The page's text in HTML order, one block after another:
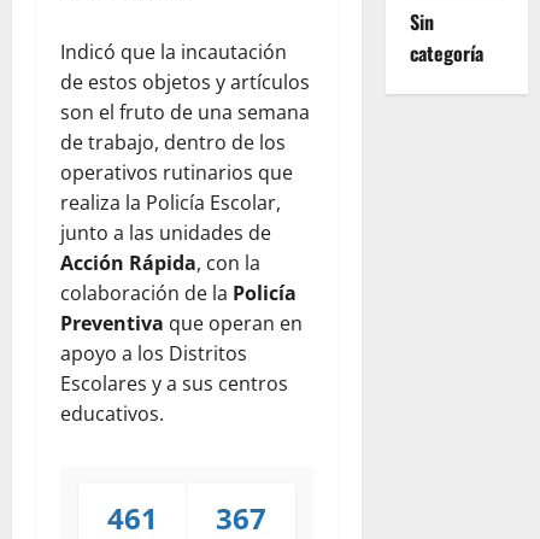
Indicó que la incautación
de estos objetos y artículos
son el fruto de una semana
de trabajo, dentro de los
operativos rutinarios que
realiza la Policía Escolar,
junto a las unidades de
Acción Rápida, con la
colaboración de la Policía
Preventiva que operan en
apoyo a los Distritos
Escolares y a sus centros
educativos.
461 367
Sin
categoría